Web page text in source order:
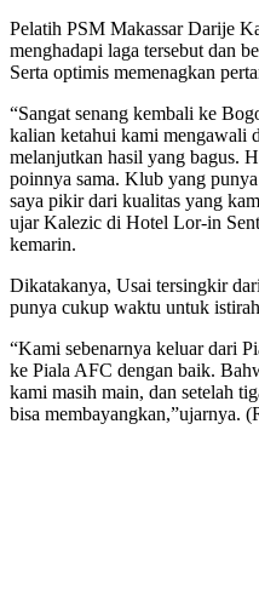
Pelatih PSM Makassar Darije
menghadapi laga tersebut dan
Serta optimis memenagkan
“Sangat senang kembali ke
kalian ketahui kami mengawali
melanjutkan hasil yang bagus.
poinnya sama. Klub yang
saya pikir dari kualitas yang
ujar Kalezic di Hotel Lor-in
kemarin.
Dikatakanya, Usai tersingkir
punya cukup waktu untuk
“Kami sebenarnya keluar dari
ke Piala AFC dengan baik.
kami masih main, dan setelah
bisa membayangkan,”ujarnya.